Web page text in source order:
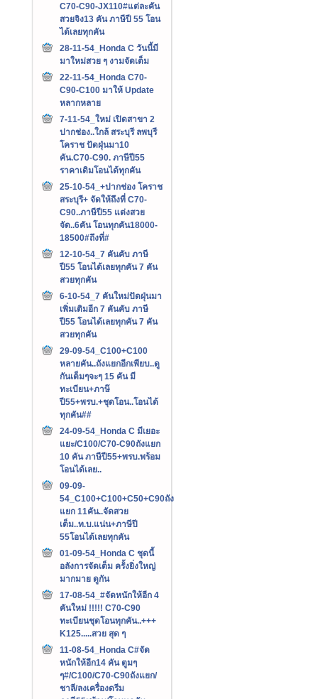
C70-C90-JX110#แต่ละคัน
สวยจิง13 คัน ภาษีปี 55 โอน
ได้เลยทุกคัน
28-11-54_Honda C วันนี้มี
มาใหม่สวย ๆ งามจัดเต็ม
22-11-54_Honda C70-
C90-C100 มาให้ Update
หลากหลาย
7-11-54_ใหม่ เปิดสาขา 2
ปากช่อง..ใกล้ สระบุรี ลพบุรี
โคราช ปัดฝุ่นมา10
คัน.C70-C90. ภาษีปี55
ราคาเดิมโอนได้ทุกคัน
25-10-54_+ปากช่อง โคราช
สระบุรี+ จัดให้ถึงที่ C70-
C90..ภาษีปี55 แต่งสวย
จัด..6คัน โอนทุกคัน18000-
18500#ถึงที่#
12-10-54_7 คันคับ ภาษี
ปี55 โอนได้เลยทุกคัน 7 คัน
สวยทุกคัน
6-10-54_7 คันใหม่ปัดฝุ่นมา
เพิ่มเติมอีก 7 คันคับ ภาษี
ปี55 โอนได้เลยทุกคัน 7 คัน
สวยทุกคัน
29-09-54_C100+C100
หลายคัน..ถังแยกอีกเพียบ..ดู
กันเต็มๆจะๆ 15 คัน มี
ทะเบียน+ภาษ๊
ปี55+พรบ.+ชุดโอน..โอนได้
ทุกคัน##
24-09-54_Honda C มีเยอะ
แยะ/C100/C70-C90ถังแยก
10 คัน ภาษีปี55+พรบ.พร้อม
โอนได้เลย..
09-09-
54_C100+C100+C50+C90ถัง
แยก 11คัน..จัดสวย
เต็ม..ท.บ.แน่น+ภาษีปี
55โอนได้เลยทุกคัน
01-09-54_Honda C ชุดนี้
อลังการจัดเต็ม ครั้งยิ่งใหญ่
มากมาย ดูกัน
17-08-54_#จัดหนักให้อีก 4
คันใหม่ !!!!! C70-C90
ทะเบียนชุดโอนทุกคัน..+++‏
K125.....สวย สุด ๆ
11-08-54_Honda C#จัด
หนักให้อีก14 คัน ตูมๆ
ๆ#/C100/C70-C90ถังแยก/
ชาลี/ลงเครื่องดรีม